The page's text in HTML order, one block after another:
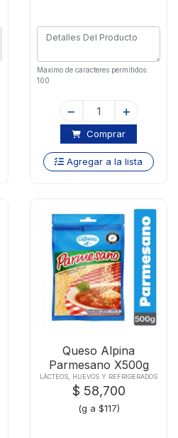
Maximo de caracteres permitidos:
100
Comprar
Agregar a la lista
Queso Alpina
Parmesano X500g
LÁCTEOS, HUEVOS Y REFRIGERADOS
$ 58,700
(g a $117)